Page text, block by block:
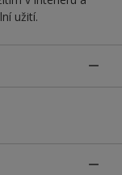
užití.